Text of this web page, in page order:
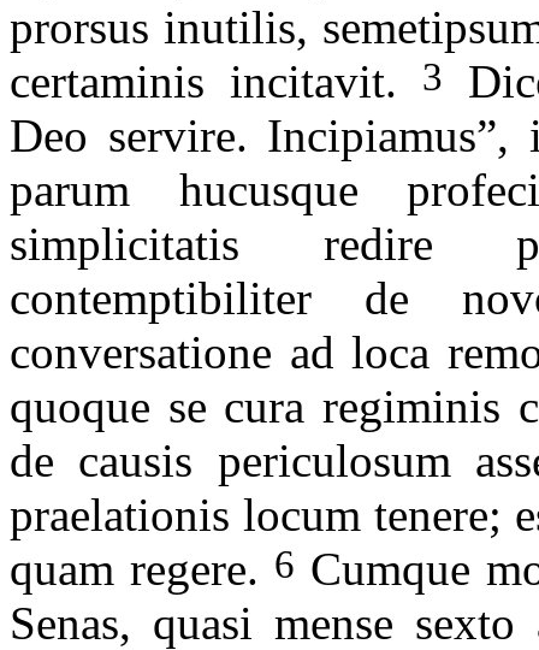
prorsus inutilis,
certaminis incitavit.
3
Deo servire.
parum hucusque
simplicitatis redire
contemptibiliter de
conversatione ad loca
quoque se cura regiminis
de causis periculosum
praelationis locum tenere;
quam regere. 6 Cumque
Senas, quasi mense